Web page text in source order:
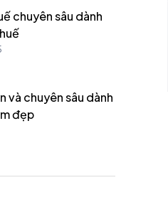
chuyên sâu dành
và chuyên sâu dành
đẹp